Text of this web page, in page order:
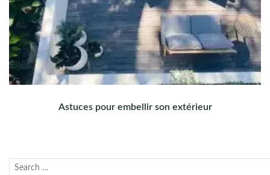
Astuces pour embellir son extérieur
Recherche